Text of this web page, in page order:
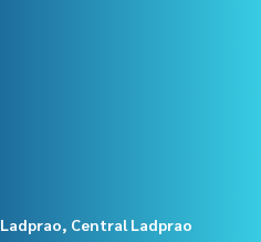
Ladprao, Central Ladprao